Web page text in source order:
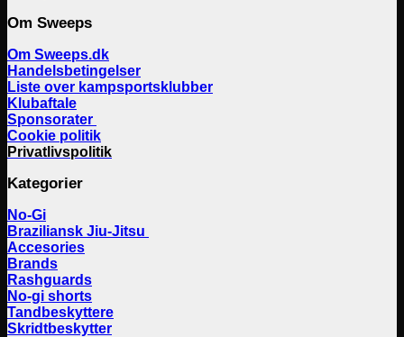
Om Sweeps
Om Sweeps.dk
Handelsbetingelser
Liste over kampsportsklubber
Klubaftale
Sponsorater
Cookie politik
Privatlivspolitik
Kategorier
No-Gi
Braziliansk Jiu-Jitsu
Accesories
Brands
Rashguards
No-gi shorts
Tandbeskyttere
Skridtbeskytter